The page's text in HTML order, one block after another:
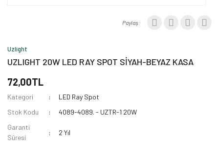
Paylaş:
Uzlight
UZLIGHT 20W LED RAY SPOT SİYAH-BEYAZ KASA
72,00TL
Kategori
LED Ray Spot
Stok Kodu
4089-4089. - UZTR-1 20W
Garanti
Süresi
2 Yıl